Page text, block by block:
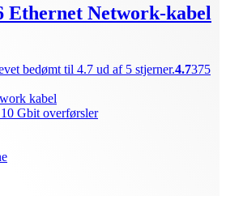
Ethernet Network-kabel
bedømt til 4.7 ud af 5 stjerner.4.7375
kabel
Gbit overførsler